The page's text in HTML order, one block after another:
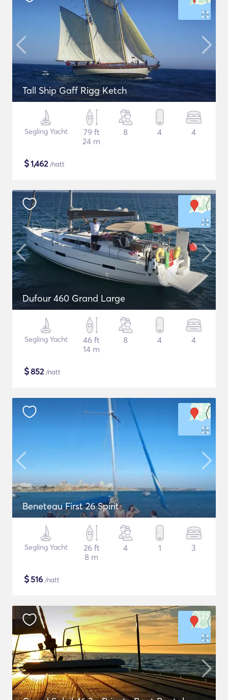
Tall Ship Gaff Rigg Ketch
Segling Yacht
79 ft
24 m
8 4 4
$1,462/natt
Dufour 460 Grand Large
Segling Yacht
46 ft
14 m
8 4 4
$852/natt
Beneteau First 26 Spirit
Segling Yacht
26 ft
8 m
4 1 3
$516 /natt